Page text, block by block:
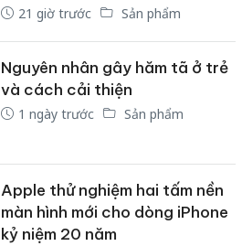
21 giờ trước Sản phẩm
Nguyên nhân gây hăm tã ở trẻ
và cách cải thiện
1 ngày trước Sản phẩm
Apple thử nghiệm hai tấm nền
màn hình mới cho dòng iPhone
kỷ niệm 20 năm